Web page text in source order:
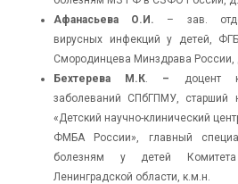
Афанасьева О.И. – зав.
вирусных инфекций у детей,
Смородинцева Минздрава России,
Бехтерева М.К. – доцент
заболеваний СПбГПМУ, старший
«Детский научно-клинический
ФМБА России», главный
болезням у детей
Ленинградской области, к.м.н.